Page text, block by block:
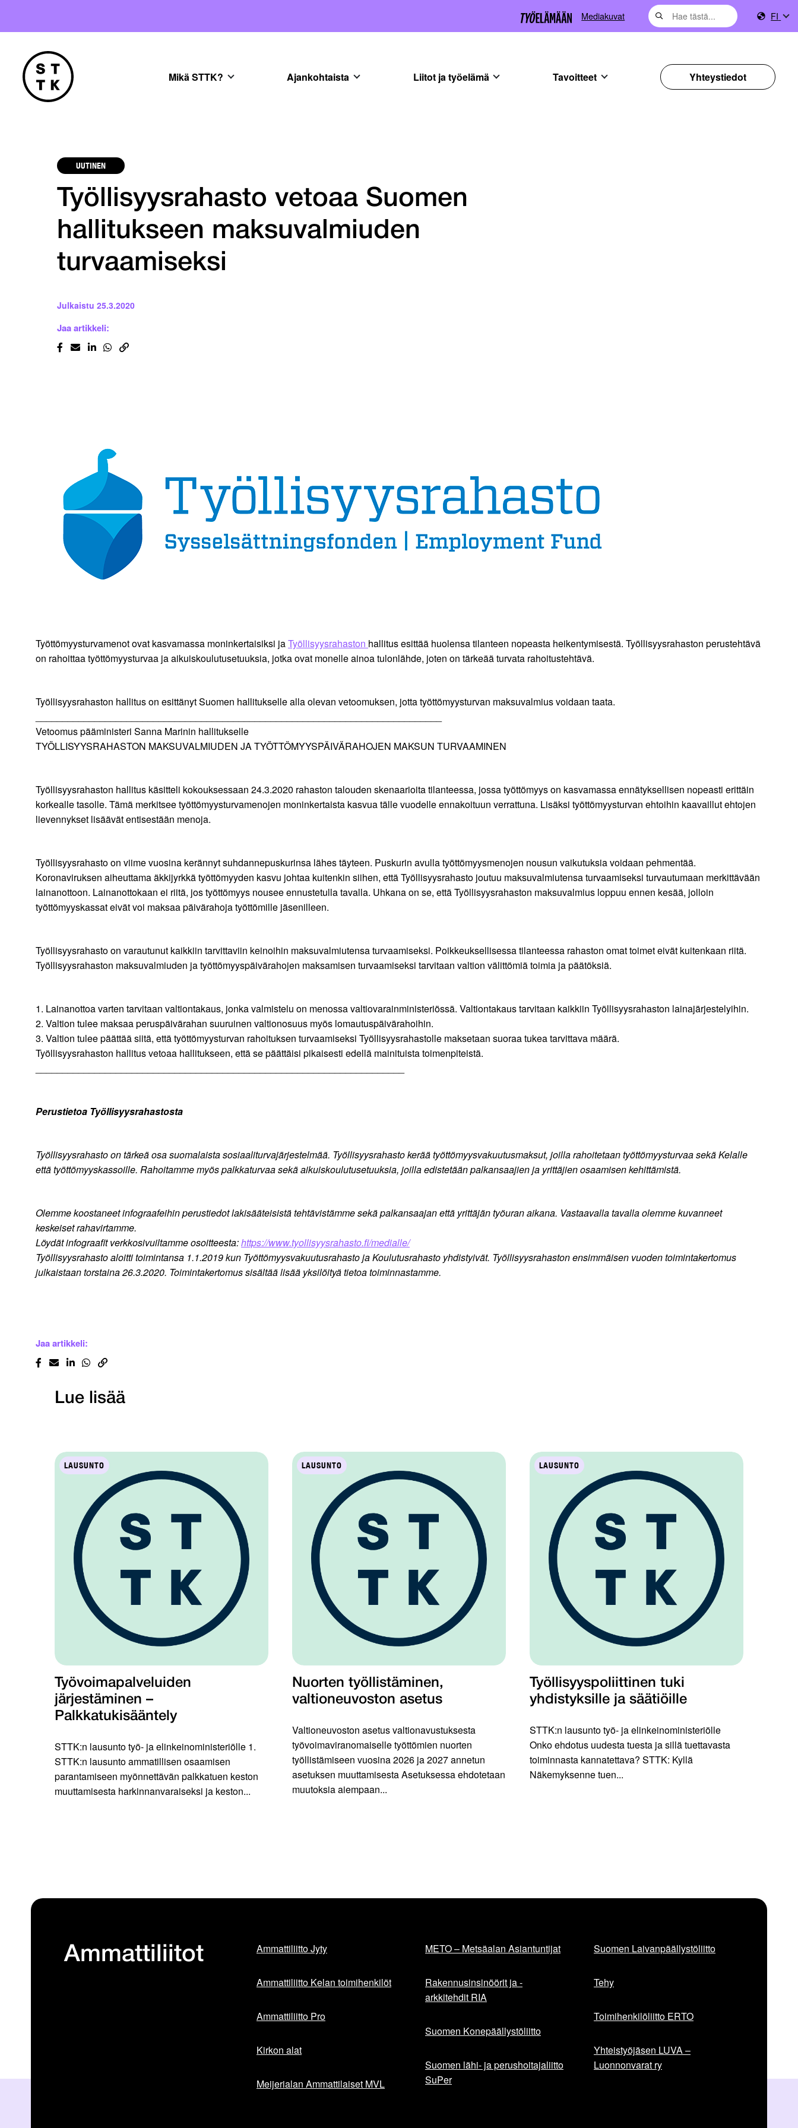
Mediakuvat FI
Mikä STTK? Ajankohtaista Liitot ja työelämä Tavoitteet Yhteystiedot
UUTINEN
Työllisyysrahasto vetoaa Suomen
hallitukseen maksuvalmiuden
turvaamiseksi
Julkaistu 25.3.2020
Jaa artikkeli:
Työttömyysturvamenot ovat kasvamassa moninkertaisiksi jaTyöllisyysrahaston hallitus esittää huolensa tilanteen nopeasta heikentymisestä. Työllisyysrahaston perustehtävä
on rahoittaa työttömyysturvaa ja aikuiskoulutusetuuksia, jotka ovat monelle ainoa tulonlähde, joten on tärkeää turvata rahoitustehtävä.
Työllisyysrahaston hallitus on esittänyt Suomen hallitukselle alla olevan vetoomuksen, jotta työttömyysturvan maksuvalmius voidaan taata.
Vetoomus pääministeri Sanna Marinin hallitukselle
TYÖLLISYYSRAHASTON MAKSUVALMIUDEN JA TYÖTTÖMYYSPÄIVÄRAHOJEN MAKSUN TURVAAMINEN
Työllisyysrahaston hallitus käsitteli kokouksessaan 24.3.2020 rahaston talouden skenaarioita tilanteessa, jossa työttömyys on kasvamassa ennätyksellisen nopeasti erittäin
korkealle tasolle. Tämä merkitsee työttömyysturvamenojen moninkertaista kasvua tälle vuodelle ennakoituun verrattuna. Lisäksi työttömyysturvan ehtoihin kaavaillut ehtojen
lievennykset lisäävät entisestään menoja.
Työllisyysrahasto on viime vuosina kerännyt suhdannepuskurinsa lähes täyteen. Puskurin avulla työttömyysmenojen nousun vaikutuksia voidaan pehmentää.
Koronaviruksen aiheuttama äkkijyrkkä työttömyyden kasvu johtaa kuitenkin siihen, että Työllisyysrahasto joutuu maksuvalmiutensa turvaamiseksi turvautumaan merkittävään
lainanottoon. Lainanottokaan ei riitä, jos työttömyys nousee ennustetulla tavalla. Uhkana on se, että Työllisyysrahaston maksuvalmius loppuu ennen kesää, jolloin
työttömyyskassat eivät voi maksaa päivärahoja työttömille jäsenilleen.
Työllisyysrahasto on varautunut kaikkiin tarvittaviin keinoihin maksuvalmiutensa turvaamiseksi. Poikkeuksellisessa tilanteessa rahaston omat toimet eivät kuitenkaan riitä.
Työllisyysrahaston maksuvalmiuden ja työttömyyspäivärahojen maksamisen turvaamiseksi tarvitaan valtion välittömiä toimia ja päätöksiä.
1. Lainanottoa varten tarvitaan valtiontakaus, jonka valmistelu on menossa valtiovarainministeriössä. Valtiontakaus tarvitaan kaikkiin Työllisyysrahaston lainajärjestelyihin.
2. Valtion tulee maksaa peruspäivärahan suuruinen valtionosuus myös lomautuspäivärahoihin.
3. Valtion tulee päättää siitä, että työttömyysturvan rahoituksen turvaamiseksi Työllisyysrahastolle maksetaan suoraa tukea tarvittava määrä.
Työllisyysrahaston hallitus vetoaa hallitukseen, että se päättäisi pikaisesti edellä mainituista toimenpiteistä.
Perustietoa Työllisyysrahastosta
Työllisyysrahasto on tärkeä osa suomalaista sosiaaliturvajärjestelmää. Työllisyysrahasto kerää työttömyysvakuutusmaksut, joilla rahoitetaan työttömyysturvaa sekä Kelalle
että työttömyyskassoille. Rahoitamme myös palkkaturvaa sekä aikuiskoulutusetuuksia, joilla edistetään palkansaajien ja yrittäjien osaamisen kehittämistä.
Olemme koostaneet infograafeihin perustiedot lakisääteisistä tehtävistämme sekä palkansaajan että yrittäjän työuran aikana. Vastaavalla tavalla olemme kuvanneet
keskeiset rahavirtamme.
Löydät infograafit verkkosivuiltamme osoitteesta:https://www.tyollisyysrahasto.fi/medialle/
Työllisyysrahasto aloitti toimintansa 1.1.2019 kun Työttömyysvakuutusrahasto ja Koulutusrahasto yhdistyivät. Työllisyysrahaston ensimmäisen vuoden toimintakertomus
julkaistaan torstaina 26.3.2020. Toimintakertomus sisältää lisää yksilöityä tietoa toiminnastamme.
Jaa artikkeli:
Lue lisää
LAUSUNTO
Työvoimapalveluiden
järjestäminen –
Palkkatukisääntely
STTK:n lausunto työ- ja elinkeinoministeriölle 1.
STTK:n lausunto ammatillisen osaamisen
parantamiseen myönnettävän palkkatuen keston
muuttamisesta harkinnanvaraiseksi ja keston...
LAUSUNTO
Nuorten työllistäminen,
valtioneuvoston asetus
Valtioneuvoston asetus valtionavustuksesta
työvoimaviranomaiselle työttömien nuorten
työllistämiseen vuosina 2026 ja 2027 annetun
asetuksen muuttamisesta Asetuksessa ehdotetaan
muutoksia aiempaan...
LAUSUNTO
Työllisyyspoliittinen tuki
yhdistyksille ja säätiöille
STTK:n lausunto työ- ja elinkeinoministeriölle
Onko ehdotus uudesta tuesta ja sillä tuettavasta
toiminnasta kannatettava? STTK: Kyllä
Näkemyksenne tuen...
Ammattiliitot Ammattiliitto Jyty
Ammattiliitto Kelan toimihenkilöt
Ammattiliitto Pro
Kirkon alat
Meijerialan Ammattilaiset MVL
METO – Metsäalan Asiantuntijat
Rakennusinsinöörit ja -
arkkitehdit RIA
Suomen Konepäällystöliitto
Suomen lähi- ja perushoitajaliitto
SuPer
Suomen Laivanpäällystöliitto
Tehy
Toimihenkilöliitto ERTO
Yhteistyöjäsen LUVA –
Luonnonvarat ry